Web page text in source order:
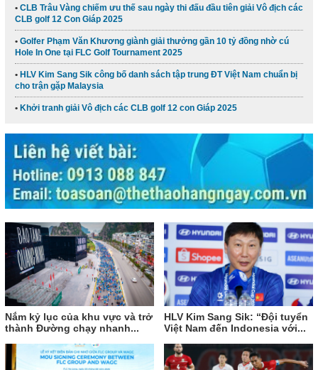
CLB Trâu Vàng chiếm ưu thế sau ngày thi đấu đầu tiên giải Vô địch các
CLB golf 12 Con Giáp 2025
Golfer Phạm Văn Khương giành giải thưởng gần 10 tỷ đồng nhờ cú
Hole In One tại FLC Golf Tournament 2025
HLV Kim Sang Sik công bố danh sách tập trung ĐT Việt Nam chuẩn bị
cho trận gặp Malaysia
Khởi tranh giải Vô địch các CLB golf 12 con Giáp 2025
Nắm kỷ lục của khu vực và trở
thành Đường chạy nhanh...
HLV Kim Sang Sik: “Đội tuyển
Việt Nam đến Indonesia với...